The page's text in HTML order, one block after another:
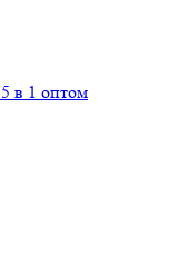
в 1 оптом